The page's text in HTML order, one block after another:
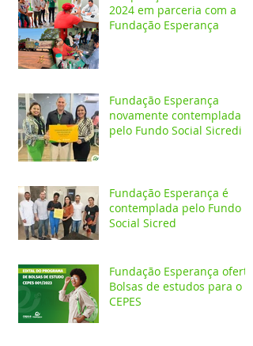
2024 em parceria com a
Fundação Esperança
Fundação Esperança
novamente contemplada
pelo Fundo Social Sicredi
Fundação Esperança é
contemplada pelo Fundo
Social Sicred
Fundação Esperança oferta
Bolsas de estudos para o
CEPES